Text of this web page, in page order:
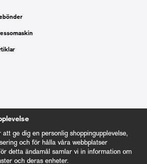
ge dig en personlig shoppingupplevelse,
och för hålla våra webbplatser
detta ändamål samlar vi in information om
och deras enheter.